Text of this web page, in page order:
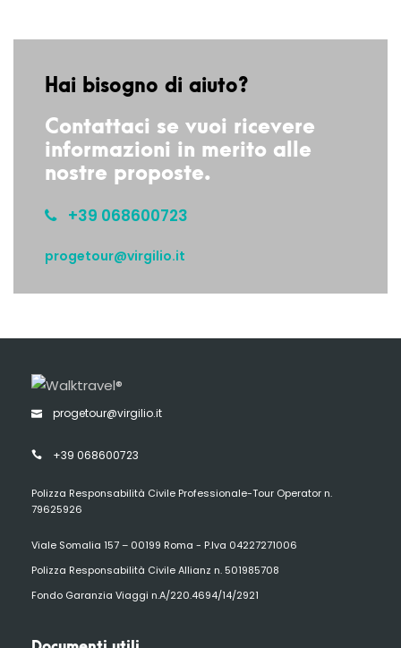
Hai bisogno di aiuto?
Contattaci se vuoi ricevere
informazioni in merito alle
nostre proposte.
+39 068600723
progetour@virgilio.it
progetour@virgilio.it
+39 068600723
Polizza Responsabilità Civile Professionale-Tour Operator n.
79625926
Viale Somalia 157 – 00199 Roma - P.Iva 04227271006
Polizza Responsabilità Civile Allianz n. 501985708
Fondo Garanzia Viaggi n.A/220.4694/14/2921